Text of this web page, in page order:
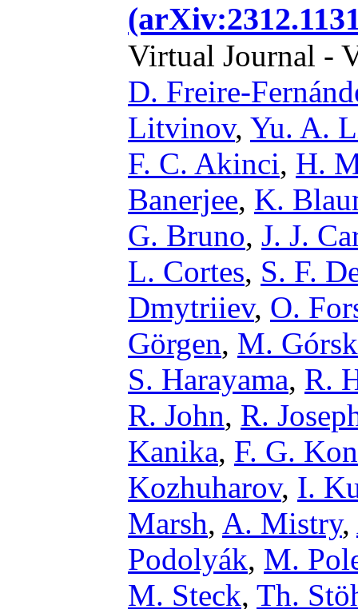
Virtual Journal -
D. Freire-
Litvinov, Yu. A.
F. C. Akinci, H.
Banerjee, K.
G. Bruno, J. J.
L. Cortes, S. F.
Dmytriiev, O.
Görgen, M.
S. Harayama, R.
R. John, R.
Kanika, F. G.
Kozhuharov, I.
Marsh, A. Mistry,
Podolyák, M.
M. Steck, Th.